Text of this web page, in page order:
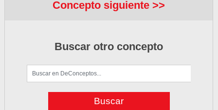
Concepto siguiente >>
Buscar otro concepto